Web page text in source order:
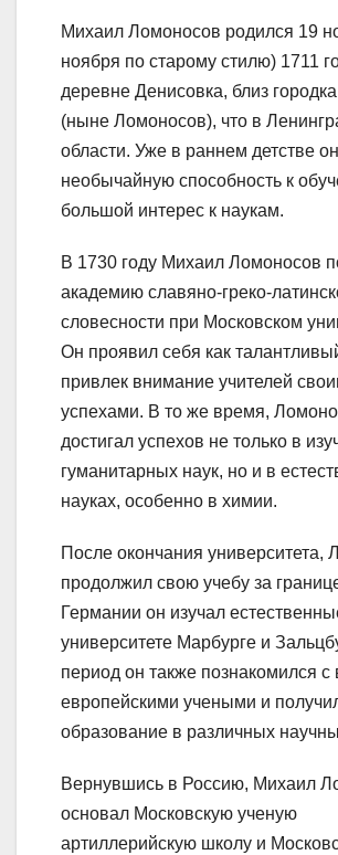
Михаил Ломоносов родился 19
ноября по старому стилю) 1711
деревне Денисовка, близ
(ныне Ломоносов), что в
области. Уже в раннем детстве
необычайную способность к
большой интерес к наукам.
В 1730 году Михаил Ломоносов
академию славяно-греко-
словесности при Московском
Он проявил себя как
привлек внимание учителей
успехами. В то же время,
достигал успехов не только в
гуманитарных наук, но и в
науках, особенно в химии.
После окончания университета,
продолжил свою учебу за
Германии он изучал
университете Марбурге и
период он также познакомился с
европейскими учеными и
образование в различных
Вернувшись в Россию, Михаил
основал Московскую ученую
артиллерийскую школу и